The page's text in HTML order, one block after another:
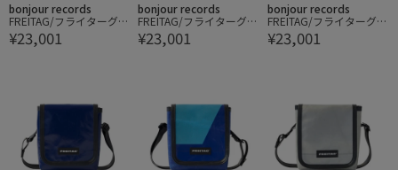
bonjour records
FREITAG/フライターグ H
EINZ CROSSBODY EXTR
A SMALL
¥23,001
bonjour records
FREITAG/フライターグ H
EINZ CROSSBODY EXTR
A SMALL
¥23,001
bonjour records
FREITAG/フライターグ H
EINZ CROSSBODY EXTR
A SMALL
¥23,001